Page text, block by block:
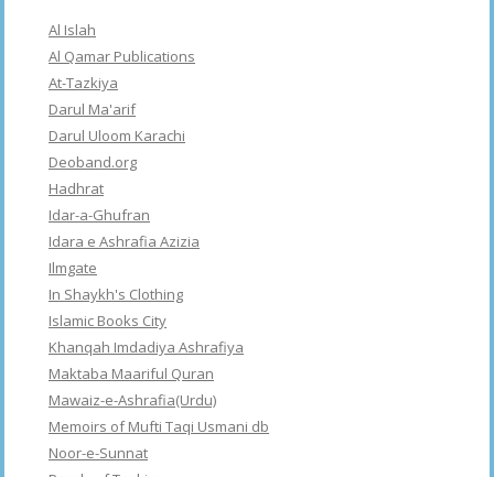
Al Islah
Al Qamar Publications
At-Tazkiya
Darul Ma'arif
Darul Uloom Karachi
Deoband.org
Hadhrat
Idar-a-Ghufran
Idara e Ashrafia Azizia
Ilmgate
In Shaykh's Clothing
Islamic Books City
Khanqah Imdadiya Ashrafiya
Maktaba Maariful Quran
Mawaiz-e-Ashrafia(Urdu)
Memoirs of Mufti Taqi Usmani db
Noor-e-Sunnat